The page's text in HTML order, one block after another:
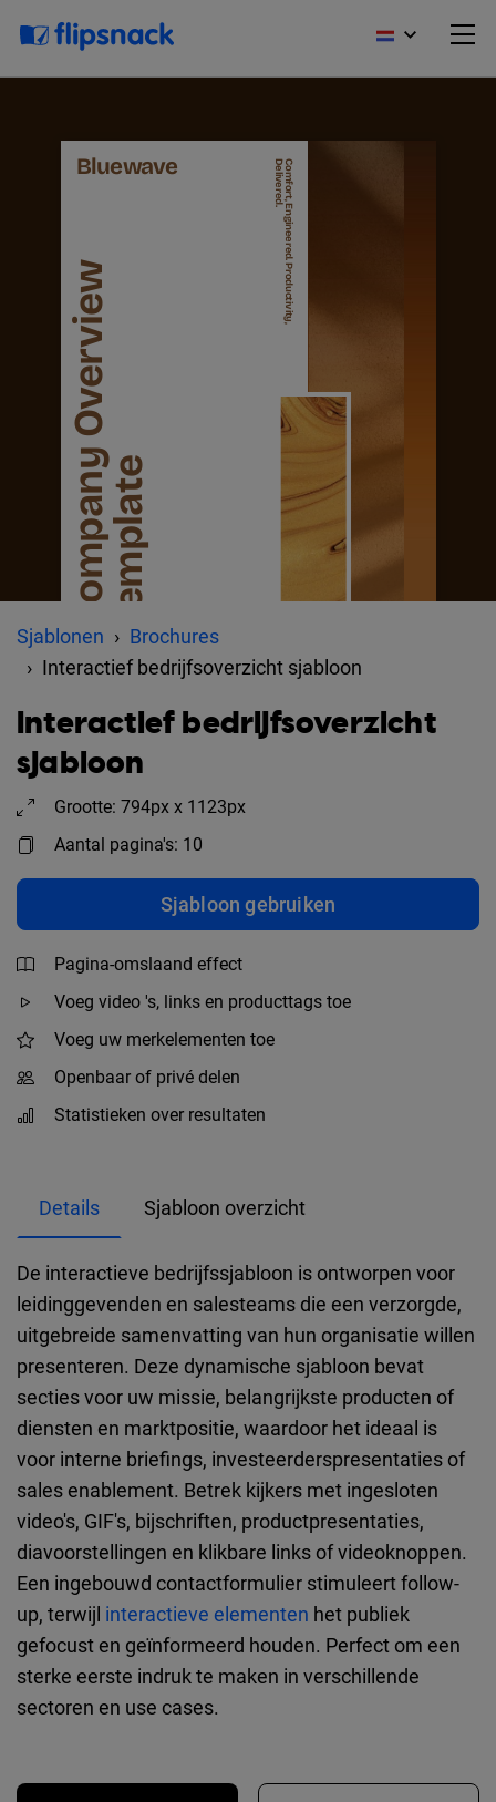
Sjablonen
Brochures
Interactief bedrijfsoverzicht sjabloon
Interactief bedrijfsoverzicht
sjabloon
Grootte: 794px x 1123px
Aantal pagina's: 10
Sjabloon gebruiken
Pagina-omslaand effect
Voeg video 's, links en producttags toe
Voeg uw merkelementen toe
Openbaar of privé delen
Statistieken over resultaten
Details Sjabloon overzicht
De interactieve bedrijfssjabloon is ontworpen voor
leidinggevenden en salesteams die een verzorgde,
uitgebreide samenvatting van hun organisatie willen
presenteren. Deze dynamische sjabloon bevat
secties voor uw missie, belangrijkste producten of
diensten en marktpositie, waardoor het ideaal is
voor interne briefings, investeerderspresentaties of
sales enablement. Betrek kijkers met ingesloten
video's, GIF's, bijschriften, productpresentaties,
diavoorstellingen en klikbare links of videoknoppen.
Een ingebouwd contactformulier stimuleert follow-
up, terwijl interactieve elementen het publiek
gefocust en geïnformeerd houden. Perfect om een
sterke eerste indruk te maken in verschillende
sectoren en use cases.